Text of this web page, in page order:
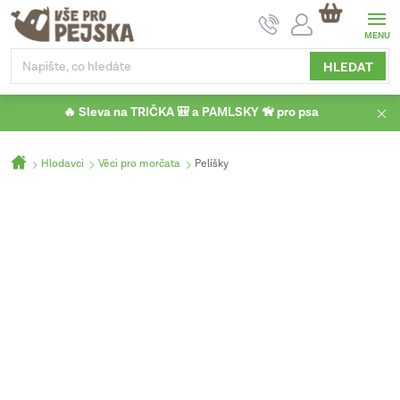
Přejít
obsah
HLEDAT
NÁKUPNÍ
KOŠÍK
🔥 Sleva na TRIČKA 🎒 a PAMLSKY 🦮 pro psa
Domů
Hlodavci Věci pro morčata Pelíšky